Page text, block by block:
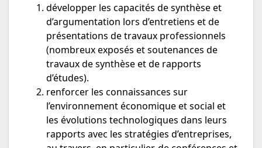
développer les capacités de synthèse et
d’argumentation lors d’entretiens et de
présentations de travaux professionnels
(nombreux exposés et soutenances de
travaux de synthèse et de rapports
d’études).
renforcer les connaissances sur
l’environnement économique et social et
les évolutions technologiques dans leurs
rapports avec les stratégies d’entreprises,